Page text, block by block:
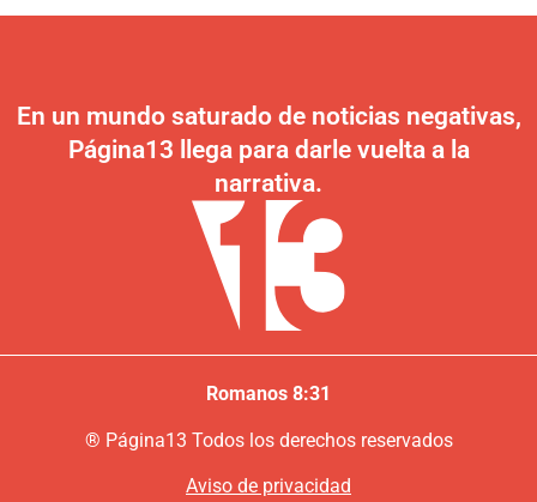
En un mundo saturado de noticias negativas,
Página13 llega para darle vuelta a la
narrativa.
Romanos 8:31
® Página13 Todos los derechos reservados
Aviso de privacidad